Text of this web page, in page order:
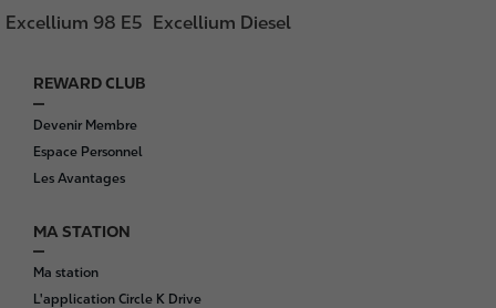
Excellium 98 E5 Excellium Diesel
F
o
o
t
r
REWARD CLUB
Devenir Membre
Espace Personnel
Les Avantages
MA STATION
Ma station
L'application Circle K Drive